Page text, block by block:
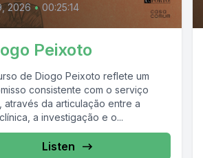
2026 • 00:25:14
Peixoto
de Diogo Peixoto reflete um
consistente com o serviço
através da articulação entre a
a investigação e o...
Listen